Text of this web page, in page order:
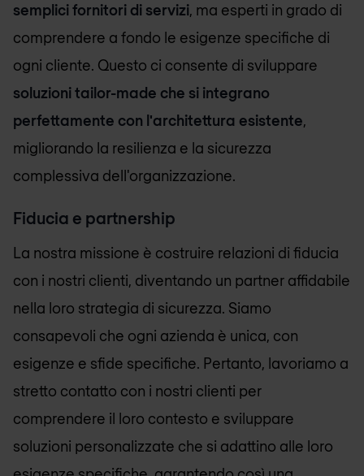
semplici fornitori di servizi, ma esperti in grado di
comprendere a fondo le esigenze specifiche di
ogni cliente. Questo ci consente di sviluppare
soluzioni tailor-made che si integrano
perfettamente con l'architettura esistente,
migliorando la resilienza e la sicurezza
complessiva dell'organizzazione.
Fiducia e partnership
La nostra missione è costruire relazioni di fiducia
con i nostri clienti, diventando un partner affidabile
nella loro strategia di sicurezza. Siamo
consapevoli che ogni azienda è unica, con
esigenze e sfide specifiche. Pertanto, lavoriamo a
stretto contatto con i nostri clienti per
comprendere il loro contesto e sviluppare
soluzioni personalizzate che si adattino alle loro